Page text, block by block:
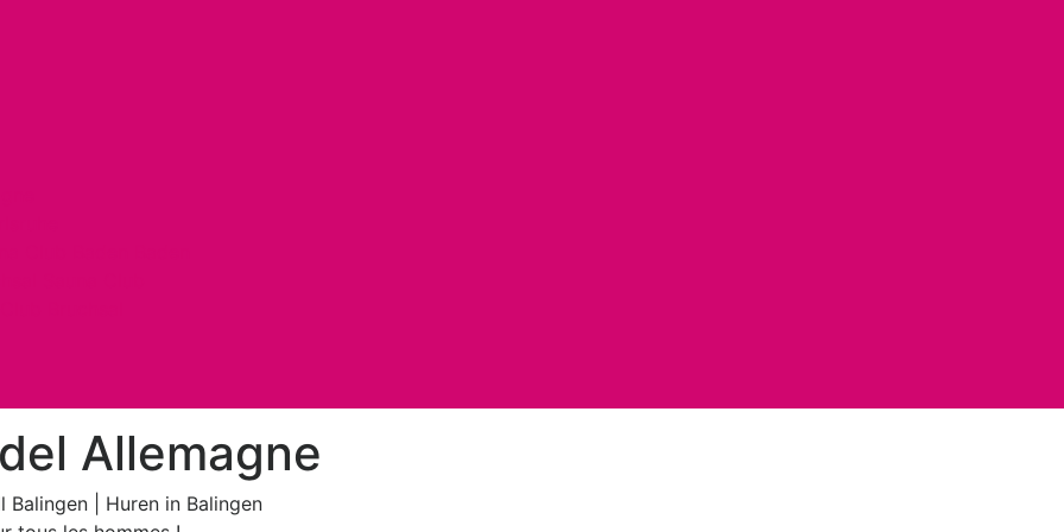
Allemagne
Balingen | Huren in Balingen